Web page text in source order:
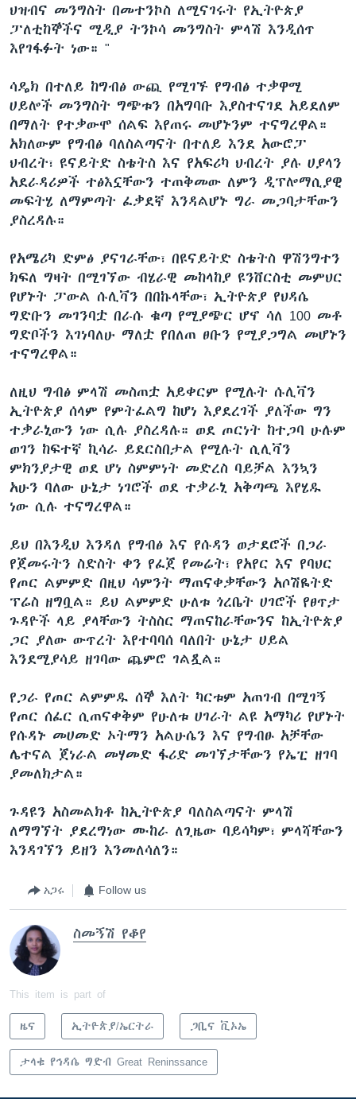
ህዝብና መንግስት በመተንኮስ ለሚናገሩት የኢትዮጵያ
ፓለቲከኞችና ሚዲያ ትንኮሳ መንግስት ምላሽ እንዲሰጥ
እየገፋፉት ነው። "
ሳዴክ በተለይ ከግብፅ ውጪ የሚገኙ የግብፅ ተቃዋሚ
ሀይሎች መንግስት ግጭቱን በአግባቡ እያስተናገደ አይደለም
በማለት የተቃውሞ ሰልፍ እየጠሩ መሆኑንም ተናግረዋል።
አክለውም የግብፅ ባለስልጣናት በተለይ እንደ አውሮፓ
ህብረት፣ ዩናይትድ ስቴትስ እና የአፍሪካ ህብረት ያሉ ሀያላን
አደራዳሪዎች ተፅእኗቸውን ተጠቅመው ለምን ዲፕሎማሲያዊ
መፍትሄ ለማምጣት ፈቃደኛ እንዳልሆኑ ግራ መጋባታቸውን
ያስረዳሉ።
የአሜሪካ ድምፅ ያናገራቸው፣ በዩናይትድ ስቴትስ ዋሽንግተን
ክፍለ ግዛት በሚገኘው ብሄራዊ መከላከያ ዩንቨርስቲ መምህር
የሆኑት ፓውል ሱሊቫን በበኩላቸው፣ ኢትዮጵያ የህዳሴ
ግድቡን መገንባቷ በራሱ ቁጣ የሚያጭር ሆኖ ሳለ 100 መቶ
ግድቦችን እገነባለሁ ማለቷ የበለጠ ፀቡን የሚያጋግል መሆኑን
ተናግረዋል።
ለዚህ ግብፅ ምላሽ መስጠቷ አይቀርም የሚሉት ሱሊቫን
ኢትዮጵያ ሰላም የምትፈልግ ከሆነ እያደረገች ያለችው ግን
ተቃራኒውን ነው ሲሉ ያስረዳሉ። ወደ ጦርነት ከተጋባ ሁሉም
ወገን ከፍተኛ ኪሳራ ይደርስበታል የሚሉት ሲሊቫን
ምክንያታዊ ወደ ሆነ ስምምነት መድረስ ባይቻል እንኳን
አሁን ባለው ሁኔታ ነገሮች ወደ ተቃራኒ አቅጣጫ እየሄዱ
ነው ሲሉ ተናግረዋል።
ይህ በእንዲህ እንዳለ የግብፅ እና የሱዳን ወታደሮች በጋራ
የጀመሩትን ስድስት ቀን የፈጀ የመሬት፣ የአየር እና የባህር
የጦር ልምምድ በዚህ ሳምንት ማጠናቀቃቸውን አሶሽዬትድ
ፕሬስ ዘግቧል። ይህ ልምምድ ሁለቱ ጎረቤት ሀገሮች የፀጥታ
ጉዳዮች ላይ ያላቸውን ትስስር ማጠናከራቸውንና ከኢትዮጵያ
ጋር ያለው ውጥረት እየተባባሰ ባለበት ሁኔታ ሀይል
እንደሚያሳይ ዘገባው ጨምሮ ገልጿል።
የጋራ የጦር ልምምዱ ሰኞ እለት ካርቱም አጠገብ በሚገኝ
የጦር ሰፈር ሲጠናቀቅም የሁለቱ ሀገራት ልዩ አማካሪ የሆኑት
የሱዳኑ መሀመድ ኦትማን አልሁሴን እና የግብፁ አቻቸው
ሌተናል ጀነራል መሃመድ ፋሪድ መገኘታቸውን የኤፒ ዘገባ
ያመለክታል።
ጉዳዩን አስመልክቶ ከኢትዮጵያ ባለስልጣናት ምላሽ
ለማግኘት ያደረግነው ሙከራ ለጊዜው ባይሳካም፣ ምላሻቸውን
እንዳገኘን ይዘን እንመለሳለን።
አጋሩ Follow us
ስመኝሽ የቆየ
This item is part of
ዜና ኢትዮጵያ/ኤርትራ ጋቢና ቪኦኤ
ታላቁ የኅዳሴ ግድብ Great Reninssance